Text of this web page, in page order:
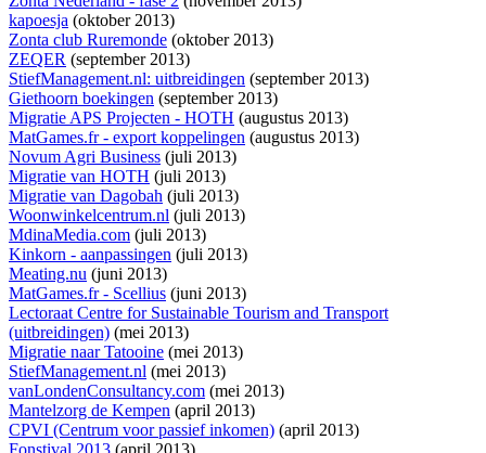
kapoesja (oktober 2013)
Zonta club Ruremonde (oktober 2013)
ZEQER (september 2013)
StiefManagement.nl: uitbreidingen (september 2013)
Giethoorn boekingen (september 2013)
Migratie APS Projecten - HOTH (augustus 2013)
MatGames.fr - export koppelingen (augustus 2013)
Novum Agri Business (juli 2013)
Migratie van HOTH (juli 2013)
Migratie van Dagobah (juli 2013)
Woonwinkelcentrum.nl (juli 2013)
MdinaMedia.com (juli 2013)
Kinkorn - aanpassingen (juli 2013)
Meating.nu (juni 2013)
MatGames.fr - Scellius (juni 2013)
Lectoraat Centre for Sustainable Tourism and Transport
(uitbreidingen) (mei 2013)
Migratie naar Tatooine (mei 2013)
StiefManagement.nl (mei 2013)
vanLondenConsultancy.com (mei 2013)
Mantelzorg de Kempen (april 2013)
CPVI (Centrum voor passief inkomen) (april 2013)